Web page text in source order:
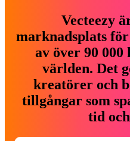
Vecteezy
marknadsplats
av över 90
världen. Det
kreatörer och
tillgångar som
tid